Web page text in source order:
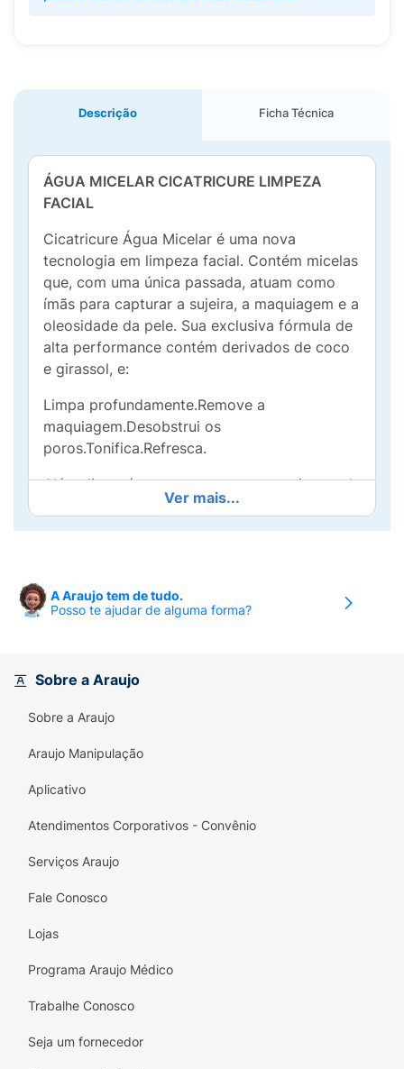
Descrição Ficha Técnica
ÁGUA MICELAR CICATRICURE LIMPEZA
FACIAL
Cicatricure Água Micelar é uma nova
tecnologia em limpeza facial. Contém micelas
que, com uma única passada, atuam como
ímãs para capturar a sujeira, a maquiagem e a
oleosidade da pele. Sua exclusiva fórmula de
alta performance contém derivados de coco
e girassol, e:
Limpa profundamente.Remove a
maquiagem.Desobstrui os
poros.Tonifica.Refresca.
Além disso, é extremamente suave e isenta de
álcool, parabenos, sulfatos e etoxilados.
Acalma a pele e deixa uma sensação de
Modo de usar:
rosto, pálpebras, lábios e pescoço. Não há
Ver mais...
A Araujo tem de tudo.
Posso te ajudar de alguma forma?
Sobre a Araujo
Sobre a Araujo
Araujo Manipulação
Aplicativo
Atendimentos Corporativos - Convênio
Serviços Araujo
Fale Conosco
Lojas
Programa Araujo Médico
Trabalhe Conosco
Seja um fornecedor